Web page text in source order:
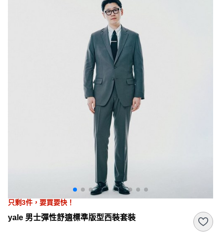
只剩3件， 要買要快！
yale 男士彈性舒適標準版型西裝套裝